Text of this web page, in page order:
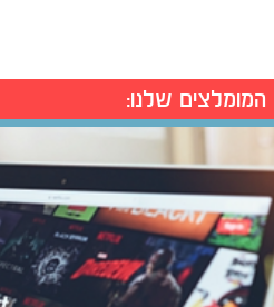
המומלצים שלנו: